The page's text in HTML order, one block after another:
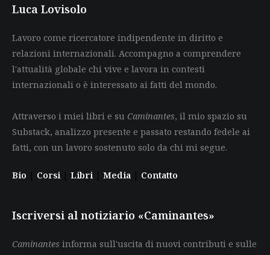
Luca Lovisolo
Lavoro come ricercatore indipendente in diritto e
relazioni internazionali. Accompagno a comprendere
l'attualità globale chi vive e lavora in contesti
internazionali o è interessato ai fatti del mondo.
Attraverso i miei libri e su Caminantes, il mio spazio su
Substack, analizzo presente e passato restando fedele ai
fatti, con un lavoro sostenuto solo da chi mi segue.
Bio | Corsi | Libri | Media | Contatto
Iscriversi al notiziario «Caminantes»
Caminantes informa sull'uscita di nuovi contributi e sulle